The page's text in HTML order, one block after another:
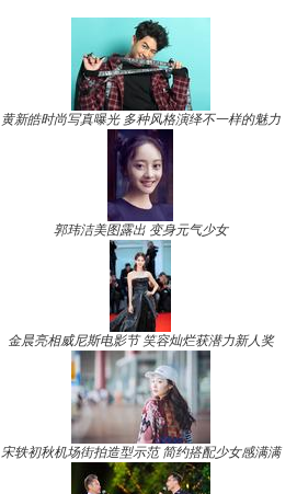
黄新皓时尚写真曝光 多种风格演绎不一样的魅力
郭玮洁美图露出 变身元气少女
金晨亮相威尼斯电影节 笑容灿烂获潜力新人奖
宋轶初秋机场街拍造型示范 简约搭配少女感满满